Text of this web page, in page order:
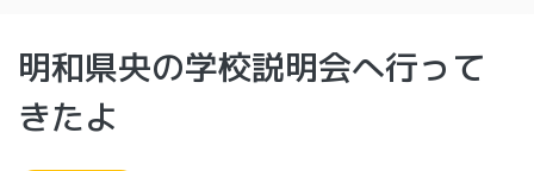
明和県央の学校説明会へ行って
きたよ